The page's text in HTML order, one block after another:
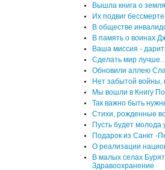
Вышла книга о
Их подвиг
В обществе
В память о воинах
Ваша миссия -
Сделать мир
Обновили аллею
Нет забытой войны,
Мы вошли в Книгу
Так важно быть
Стихи, рожденные
Пусть будет молода
Подарок из Санкт -
О реализации
В малых селах
Здравоохранение